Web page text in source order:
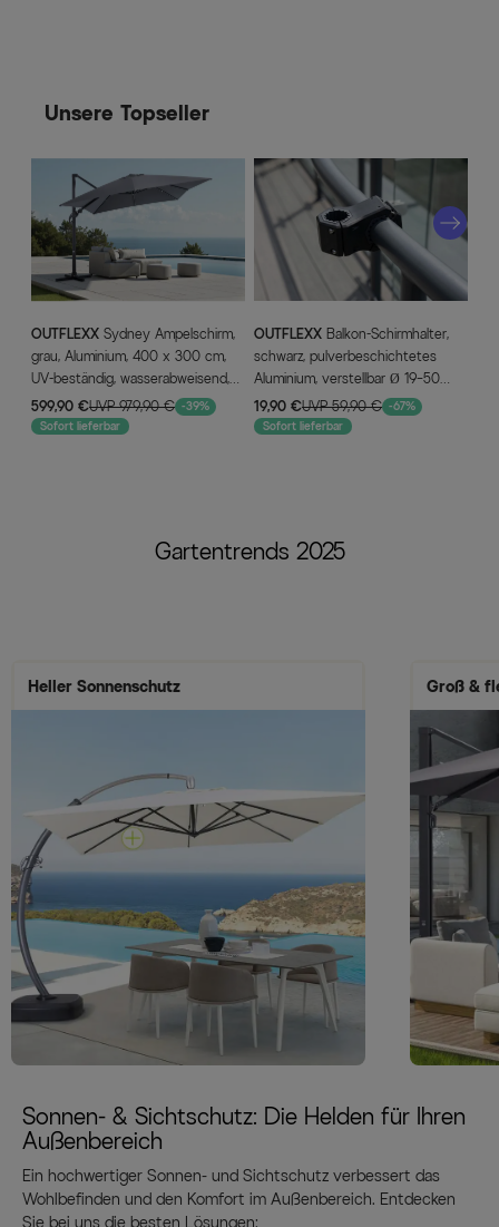
Unsere Topseller
OUTFLEXX
grau, Aluminium, 400 x 300 cm,
UV-beständig, wasserabweisend,
mit Air-Vent System, langlebiges
Material
599,90 €UVP 979,90 € -39%
Sofort lieferbar
OUTFLEXX
schwarz, pulverbeschichtetes
Aluminium, verstellbar Ø 19–50
mm, einfache Montage
19,90 €UVP 59,90 € -67%
Sofort lieferbar
Gartentrends 2025
Heller Sonnenschutz Groß &
Sonnen- & Sichtschutz: Die Helden für Ihren
Außenbereich
Ein hochwertiger Sonnen- und Sichtschutz verbessert das
Wohlbefinden und den Komfort im Außenbereich. Entdecken
Sie bei uns die besten Lösungen: